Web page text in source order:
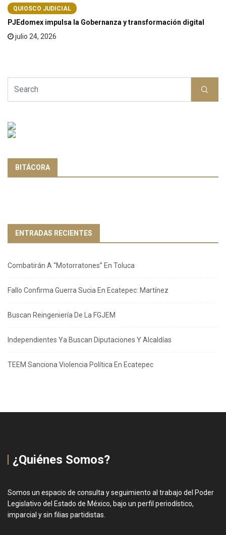
QUIOSCO JUDICIAL
PJEdomex impulsa la Gobernanza y transformación digital
julio 24, 2026
BITÁCORA
ENTRADAS RECIENTES
Combatirán A “Motorratones” En Toluca
Fallo Confirma Guerra Sucia En Ecatepec: Martínez
Buscan Reingeniería De La FGJEM
Independientes Ya Buscan Diputaciones Y Alcaldías
TEEM Sanciona Violencia Política En Ecatepec
¿Quiénes Somos?
Somos un espacio de consulta y seguimiento al trabajo del Poder
Legislativo del Estado de México, bajo un perfil periodístico,
imparcial y sin filias partidistas.